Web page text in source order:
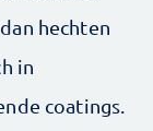
hechten
in
coatings.